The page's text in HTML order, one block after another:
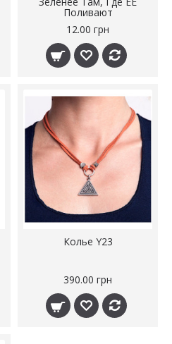
Поливают
12.00 грн
Колье Y23
390.00 грн